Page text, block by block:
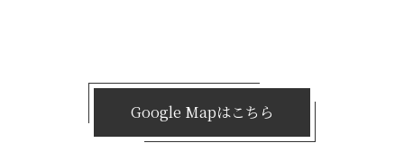
Google Mapはこちら